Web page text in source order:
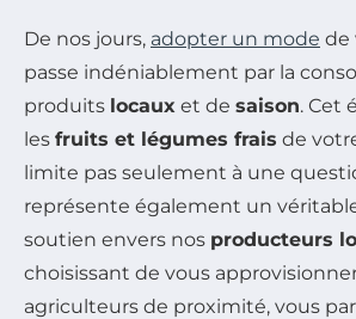
De nos jours, adopter un mode de
passe indéniablement par la
produits locaux et de saison. Cet
les fruits et légumes frais de
limite pas seulement à une
représente également un
soutien envers nos producteurs
choisissant de vous
agriculteurs de proximité, vous